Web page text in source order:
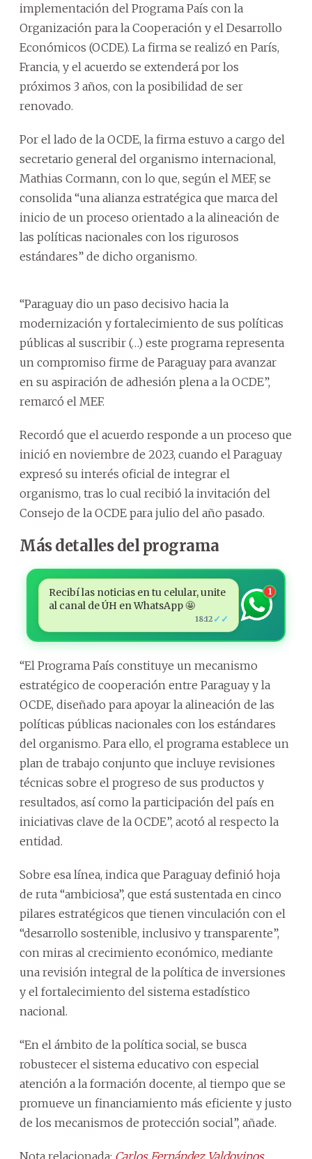
implementación del Programa País con la
Organización para la Cooperación y el Desarrollo
Económicos (OCDE). La firma se realizó en París,
Francia, y el acuerdo se extenderá por los
próximos 3 años, con la posibilidad de ser
renovado.
Por el lado de la OCDE, la firma estuvo a cargo del
secretario general del organismo internacional,
Mathias Cormann, con lo que, según el MEF, se
consolida “una alianza estratégica que marca del
inicio de un proceso orientado a la alineación de
las políticas nacionales con los rigurosos
estándares” de dicho organismo.
“Paraguay dio un paso decisivo hacia la
modernización y fortalecimiento de sus políticas
públicas al suscribir (…) este programa representa
un compromiso firme de Paraguay para avanzar
en su aspiración de adhesión plena a la OCDE”,
remarcó el MEF.
Recordó que el acuerdo responde a un proceso que
inició en noviembre de 2023, cuando el Paraguay
expresó su interés oficial de integrar el
organismo, tras lo cual recibió la invitación del
Consejo de la OCDE para julio del año pasado.
Más detalles del programa
Recibí las noticias en tu celular, unite
al canal de ÚH en WhatsApp 🤩
18:12 ✓✓
1
“El Programa País constituye un mecanismo
estratégico de cooperación entre Paraguay y la
OCDE, diseñado para apoyar la alineación de las
políticas públicas nacionales con los estándares
del organismo. Para ello, el programa establece un
plan de trabajo conjunto que incluye revisiones
técnicas sobre el progreso de sus productos y
resultados, así como la participación del país en
iniciativas clave de la OCDE”, acotó al respecto la
entidad.
Sobre esa línea, indica que Paraguay definió hoja
de ruta “ambiciosa”, que está sustentada en cinco
pilares estratégicos que tienen vinculación con el
“desarrollo sostenible, inclusivo y transparente”,
con miras al crecimiento económico, mediante
una revisión integral de la política de inversiones
y el fortalecimiento del sistema estadístico
nacional.
“En el ámbito de la política social, se busca
robustecer el sistema educativo con especial
atención a la formación docente, al tiempo que se
promueve un financiamiento más eficiente y justo
de los mecanismos de protección social”, añade.
Nota relacionada: Carlos Fernández Valdovinos